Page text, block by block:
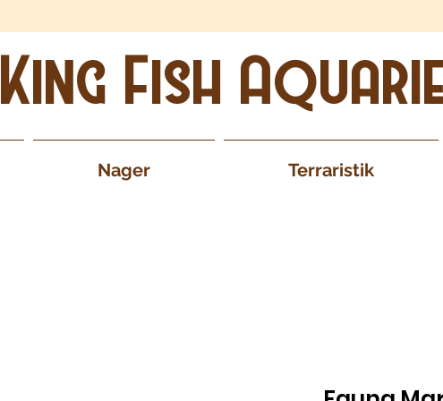
King Fish
Nager Terraristik